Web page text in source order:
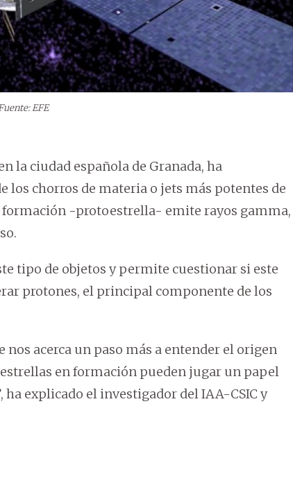
EFE
la ciudad española de Granada, ha
los chorros de materia o jets más potentes de
-protoestrella- emite rayos gamma,
tipo de objetos y permite cuestionar si este
protones, el principal componente de los
acerca un paso más a entender el origen
en formación pueden jugar un papel
ha explicado el investigador del IAA-CSIC y